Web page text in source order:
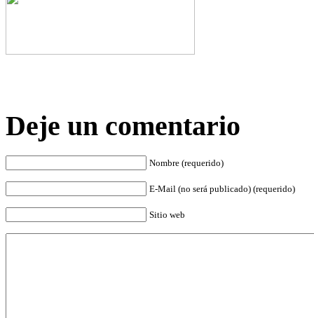
Deje un comentario
Nombre (requerido)
E-Mail (no será publicado) (requerido)
Sitio web